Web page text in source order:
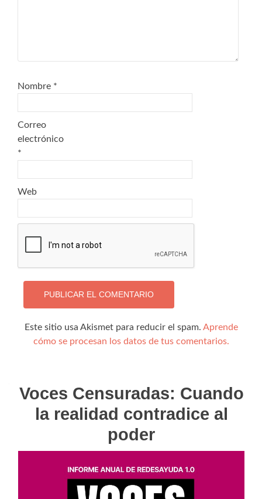
Nombre *
Correo
electrónico
*
Web
Este sitio usa Akismet para reducir el spam. Aprende
cómo se procesan los datos de tus comentarios.
Voces Censuradas: Cuando
la realidad contradice al
poder